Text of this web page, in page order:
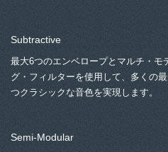
Subtractive
最大6つのエンベロープとマルチ・モ
グ・フィルターを使用して、多くの
つクラシックな音色を実現します。
Semi-Modular